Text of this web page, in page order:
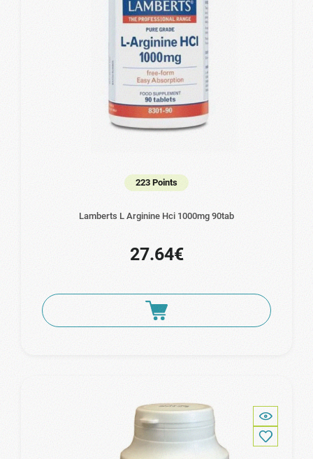
223 Points
Lamberts L Arginine Hci 1000mg 90tab
27.64€